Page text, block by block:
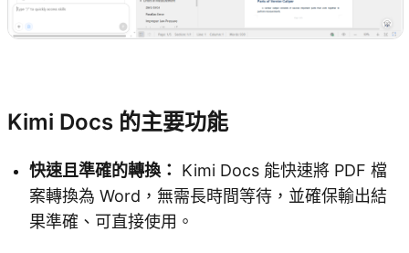
Kimi Docs 的主要功能
快速且準確的轉換：
Kimi Docs 能快速將 PDF 檔
案轉換為 Word，無需長時間等待，並確保輸出結
果準確、可直接使用。